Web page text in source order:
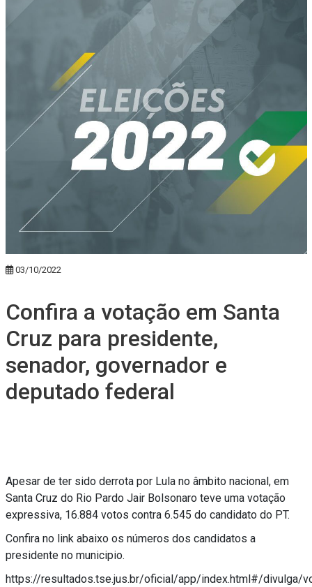
03/10/2022
Confira a votação em Santa
Cruz para presidente,
senador, governador e
deputado federal
Apesar de ter sido derrota por Lula no âmbito nacional, em
Santa Cruz do Rio Pardo Jair Bolsonaro teve uma votação
expressiva, 16.884 votos contra 6.545 do candidato do PT.
Confira no link abaixo os números dos candidatos a
presidente no municipio.
https://resultados.tse.jus.br/oficial/app/index.html#/divulga/